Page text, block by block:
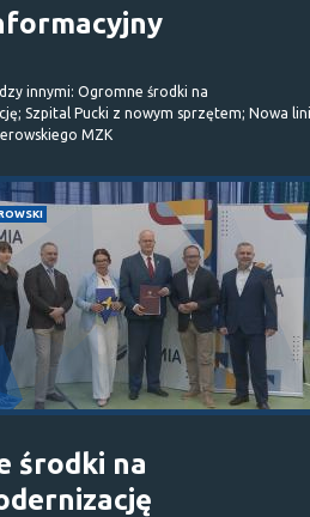
innymi: Ogromne środki na
Szpital Pucki z nowym sprzętem; Nowa
MZK
środki na